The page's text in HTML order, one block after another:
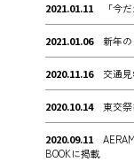
2021.01.11 「今
2021.01.06 新年
2020.11.16 交通
2020.10.14 東交
2020.09.11
BOOKに掲載